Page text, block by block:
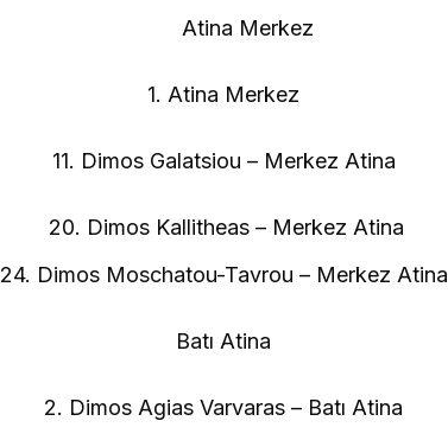
Atina Merkez
1. Atina Merkez
11. Dimos Galatsiou – Merkez Atina
20. Dimos Kallitheas – Merkez Atina
24. Dimos Moschatou-Tavrou – Merkez Atina
Batı Atina
2. Dimos Agias Varvaras – Batı Atina